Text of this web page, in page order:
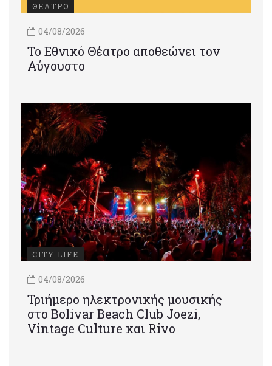
ΘΕΑΤΡΟ
04/08/2026
Το Εθνικό Θέατρο αποθεώνει τον
Αύγουστο
CITY LIFE
04/08/2026
Τριήμερο ηλεκτρονικής μουσικής
στο Bolivar Beach Club Joezi,
Vintage Culture και Rivo